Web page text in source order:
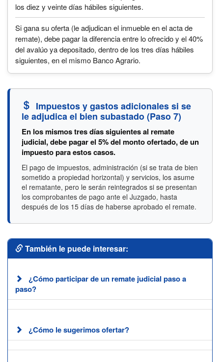
los diez y veinte días hábiles siguientes.
Si gana su oferta (le adjudican el inmueble en el acta de
remate), debe pagar la diferencia entre lo ofrecido y el 40%
del avalúo ya depositado, dentro de los tres días hábiles
siguientes, en el mismo Banco Agrario.
Impuestos y gastos adicionales si se
le adjudica el bien subastado (Paso 7)
En los mismos tres días siguientes al remate
judicial, debe pagar el 5% del monto ofertado, de un
impuesto para estos casos.
El pago de impuestos, administración (si se trata de bien
sometido a propiedad horizontal) y servicios, los asume
el rematante, pero le serán reintegrados si se presentan
los comprobantes de pago ante el Juzgado, hasta
después de los 15 días de haberse aprobado el remate.
También le puede interesar:
¿Cómo participar de un remate judicial paso a
paso?
¿Cómo le sugerimos ofertar?